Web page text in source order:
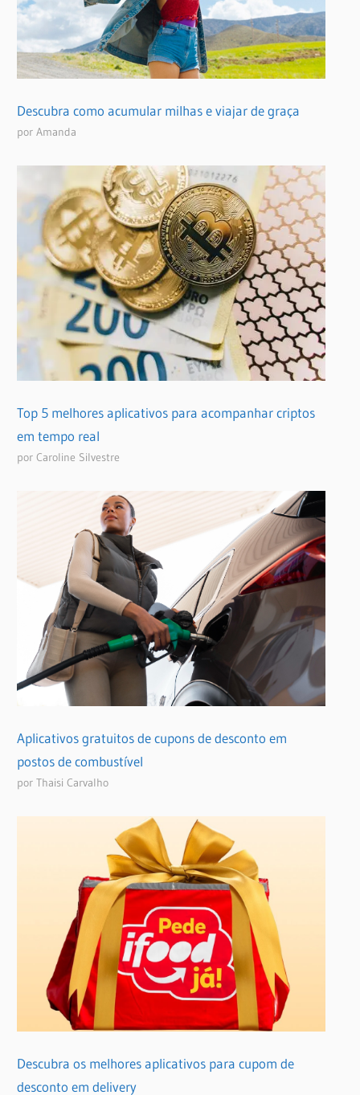
Descubra como acumular milhas e viajar de graça
por Amanda
Top 5 melhores aplicativos para acompanhar criptos
em tempo real
por Caroline Silvestre
Aplicativos gratuitos de cupons de desconto em
postos de combustível
por Thaisi Carvalho
Descubra os melhores aplicativos para cupom de
desconto em delivery